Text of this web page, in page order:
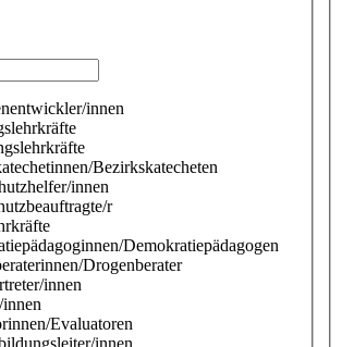
innen
Bezirkskatecheten
innen
r
Demokratiepädagogen
Drogenberater
innen
Evaluatoren
innen